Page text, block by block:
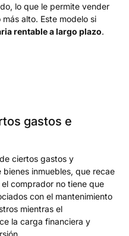
lo que le permite vender
alto. Este modelo si
rentable a largo plazo.
gastos e
ciertos gastos y
inmuebles, que recae
comprador no tiene que
con el mantenimiento
mientras el
la carga financiera y